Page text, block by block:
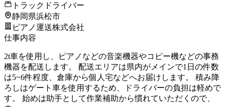
トラックドライバー
静岡県浜松市
ピアノ運送株式会社
仕事内容
2t車を使用し、ピアノなどの音楽機器やコピー機などの事務
機器を配送します。 配送エリアは県内がメインで1日の件数
は5~6件程度、倉庫から個人宅などへお届けします。 積み降
ろしはゲート車を使用するため、ドライバーの負担は軽めで
す。 始めは助手として作業補助から慣れていただくので、